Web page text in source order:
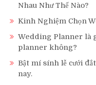
Nhau Như Thế Nào?
Kinh Nghiệm Chọn
Wedding Planner là
planner không?
Bật mí sính lễ cưới
nay.